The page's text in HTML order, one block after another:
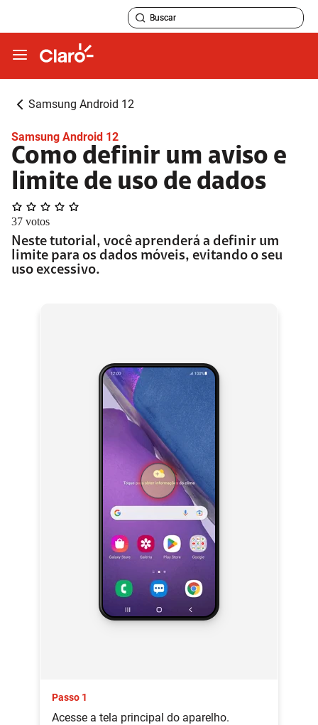
Samsung Android 12
Samsung Android 12
Como definir um aviso e
limite de uso de dados
37 votos
Neste tutorial, você aprenderá a definir um
limite para os dados móveis, evitando o seu
uso excessivo.
Passo 1
Acesse a tela principal do aparelho.